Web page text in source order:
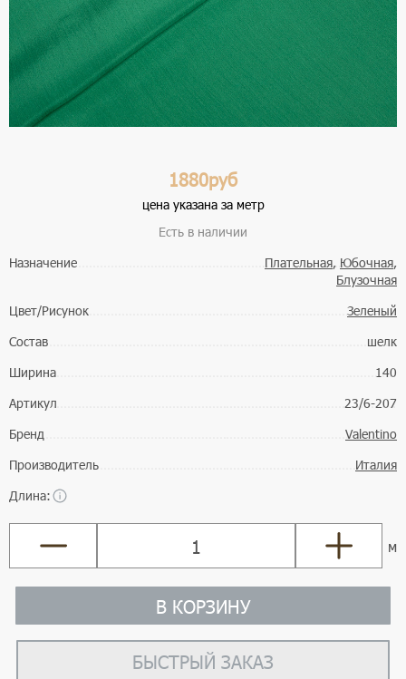
1880руб
цена указана за метр
Есть в наличии
Назначение
Плательная, Юбочная,
Блузочная
Цвет/Рисунок
Зеленый
Состав
шелк
Ширина
140
Артикул
23/6-207
Бренд
Valentino
Производитель
Италия
Длина:
м
В КОРЗИНУ
БЫСТРЫЙ ЗАКАЗ